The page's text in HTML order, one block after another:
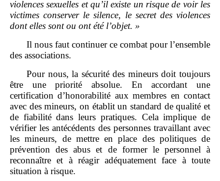
violences sexuelles et qu’il existe un risque de voir les
victimes conserver le silence, le secret des violences
dont elles sont ou ont été l’objet. »
Il nous faut continuer ce combat pour l’ensemble
des associations.
Pour nous, la sécurité des mineurs doit toujours
être une priorité absolue. En accordant une
certification d’honorabilité aux membres en contact
avec des mineurs, on établit un standard de qualité et
de fiabilité dans leurs pratiques. Cela implique de
vérifier les antécédents des personnes travaillant avec
les mineurs, de mettre en place des politiques de
prévention des abus et de former le personnel à
reconnaître et à réagir adéquatement face à toute
situation à risque.